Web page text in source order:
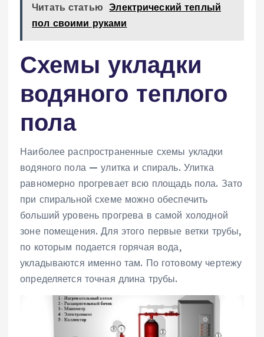
Читать статью Электрический теплый
пол своими руками
Схемы укладки
водяного теплого
пола
Наиболее распространенные схемы укладки
водяного пола — улитка и спираль. Улитка
равномерно прогревает всю площадь пола. Зато
при спиральной схеме можно обеспечить
больший уровень прогрева в самой холодной
зоне помещения. Для этого первые ветки трубы,
по которым подается горячая вода,
укладываются именно там. По готовому чертежу
определяется точная длина трубы.